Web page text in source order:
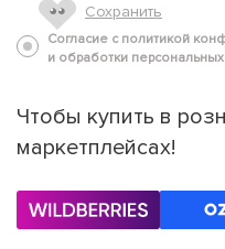
Сохранить
Согласие с политикой
и обработки
Чтобы купить в
маркетплейсах!